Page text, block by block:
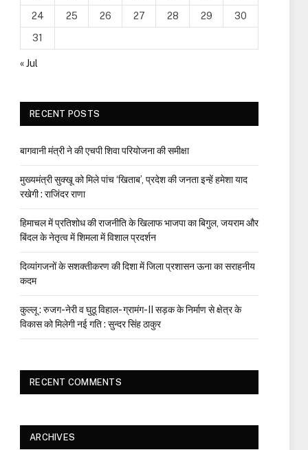
24
25 26 27 28 29
30
31
« Jul
RECENT POSTS
बागवानी मंत्री ने की एचपी शिवा परियोजना की समीक्षा
मुख्यमंत्री सुक्खू को मिले पांच ‘खिताब’, प्रदेश की जनता इन्हें हमेशा याद
रखेगी : राजिंदर राणा
हिमाचल में प्रतिशोध की राजनीति के खिलाफ भाजपा का बिगुल, जयराम और
बिंदल के नेतृत्व में शिमला में विशाल प्रदर्शन
दिव्यांगजनों के सशक्तीकरण की दिशा में जिला प्रशासन ऊना का सराहनीय
कदम
कुल्लू : रुजग-नेरी व घुठू विहाल- ग्रामंग-II सड़क के निर्माण से क्षेत्र के
विकास को मिलेगी नई गति : सुन्दर सिंह ठाकुर
RECENT COMMENTS
ARCHIVES